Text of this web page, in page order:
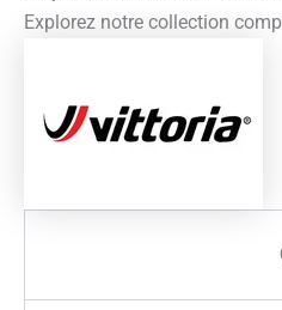
Explorez notre collection